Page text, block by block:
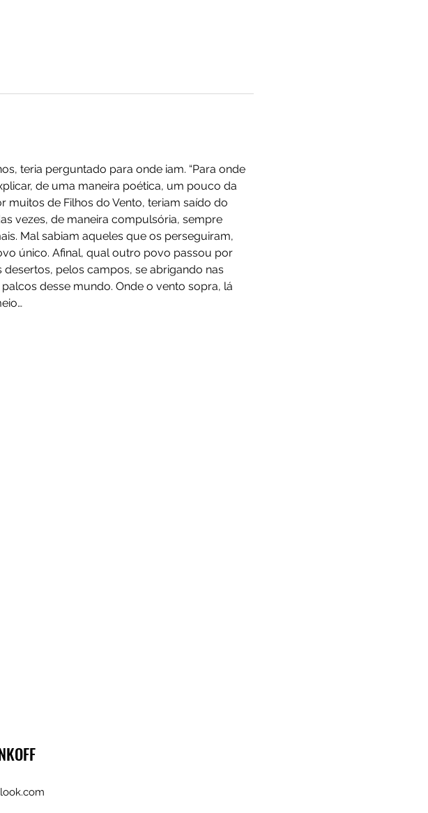
teria perguntado para onde iam. “Para onde
de uma maneira poética, um pouco da
muitos de Filhos do Vento, teriam saído do
vezes, de maneira compulsória, sempre
Mal sabiam aqueles que os perseguiram,
único. Afinal, qual outro povo passou por
pelos campos, se abrigando nas
desse mundo. Onde o vento sopra, lá